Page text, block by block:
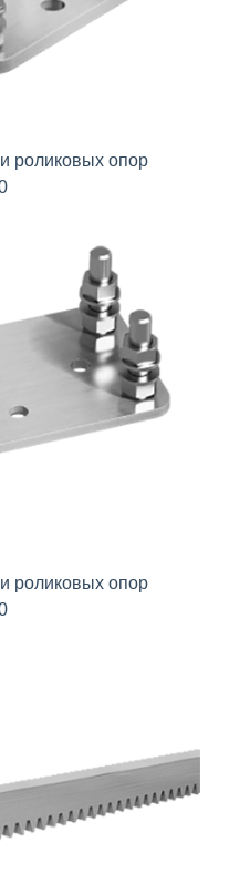
роликовых опор
роликовых опор